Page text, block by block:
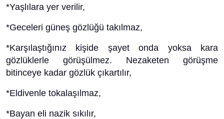
*Yaşlılara yer verilir,
*Geceleri güneş gözlüğü takılmaz,
*Karşılaştığınız kişide şayet onda yoksa kara
gözlüklerle görüşülmez. Nezaketen görüşme
bitinceye kadar gözlük çıkartılır,
*Eldivenle tokalaşılmaz,
*Bayan eli nazik sıkılır,